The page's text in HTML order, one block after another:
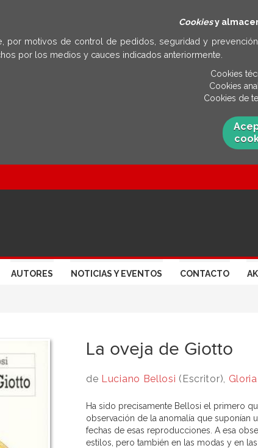
Cookiesy
por motivos de control de pedidos, seguridad y
por los medios y cauces indicados anteriormente.
Cookies
Cookies
Cookies de
AUTORES NOTICIAS Y EVENTOS CONTACTO
La oveja de Giotto
de Luciano Bellosi (Escritor),
Ha sido precisamente Bellosi el primero
observación de la anomalía que suponían
fechas de esas reproducciones. A esa
estilos, pero también en las modas y en